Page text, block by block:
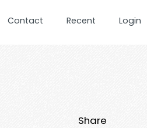
Contact Recent Login
Share